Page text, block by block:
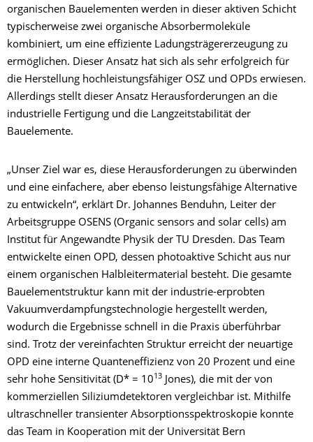
organischen Bauelementen werden in dieser aktiven Schicht
typischerweise zwei organische Absorbermoleküle
kombiniert, um eine effiziente Ladungsträgererzeugung zu
ermöglichen. Dieser Ansatz hat sich als sehr erfolgreich für
die Herstellung hochleistungsfähiger OSZ und OPDs erwiesen.
Allerdings stellt dieser Ansatz Herausforderungen an die
industrielle Fertigung und die Langzeitstabilität der
Bauelemente.
„Unser Ziel war es, diese Herausforderungen zu überwinden
und eine einfachere, aber ebenso leistungsfähige Alternative
zu entwickeln“, erklärt Dr. Johannes Benduhn, Leiter der
Arbeitsgruppe OSENS (Organic sensors and solar cells) am
Institut für Angewandte Physik der TU Dresden. Das Team
entwickelte einen OPD, dessen photoaktive Schicht aus nur
einem organischen Halbleitermaterial besteht. Die gesamte
Bauelementstruktur kann mit der industrie-erprobten
Vakuumverdampfungstechnologie hergestellt werden,
wodurch die Ergebnisse schnell in die Praxis überführbar
sind. Trotz der vereinfachten Struktur erreicht der neuartige
OPD eine interne Quanteneffizienz von 20 Prozent und eine
sehr hohe Sensitivität (D* = 1013
Jones), die mit der von
kommerziellen Siliziumdetektoren vergleichbar ist. Mithilfe
ultraschneller transienter Absorptionsspektroskopie konnte
das Team in Kooperation mit der Universität Bern